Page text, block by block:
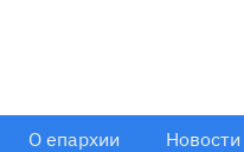
О епархии Новости